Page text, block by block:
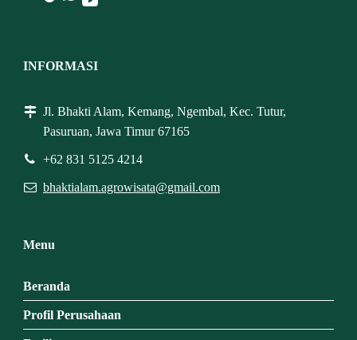
INFORMASI
Jl. Bhakti Alam, Kemang, Ngembal, Kec. Tutur,
Pasuruan, Jawa Timur 67165
+62 831 5125 4214
bhaktialam.agrowisata@gmail.com
Menu
Beranda
Profil Perusahaan